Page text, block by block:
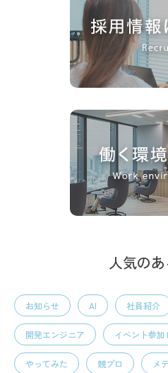
人気の
お知らせ AI 社員紹介
開発エンジニア イベント参加
やってみた 競プロ メ